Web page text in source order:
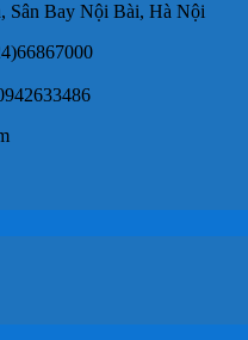
Sân Bay Nội Bài, Hà Nội